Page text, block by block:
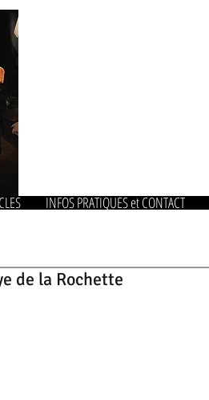
INFOS PRATIQUES et CONTACT
de la Rochette